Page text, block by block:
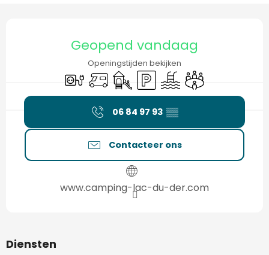
Geopend vandaag
Openingstijden bekijken
Elektrische aansluitingen
CamperKinderspelen / Speelruimte
Parkeerplaats
ZwembadVergaderzaal
06 84 97 93 ▒▒
Contacteer ons
www.camping-lac-du-der.com
Diensten